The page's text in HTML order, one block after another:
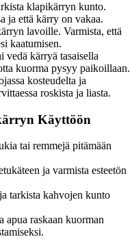
klapikärryn kunto.
ja että kärry on vakaa.
lavoille. Varmista, että
kaatumisen.
vedä kärryä tasaisella
kuorma pysyy paikoillaan.
kosteudelta ja
roskista ja liasta.
Käyttöön
tai remmejä pitämään
ja varmista esteetön
tarkista kahvojen kunto
apua raskaan kuorman